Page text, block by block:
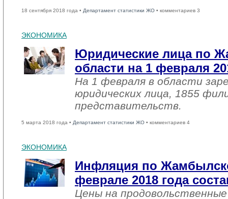
18 сентября 2018 года • Департамент статистики ЖО • комментариев 3
ЭКОНОМИКА
Юридические лица по
области на 1 февраля
На 1 февраля в области
юридических лица, 1855
представительств.
5 марта 2018 года • Департамент статистики ЖО • комментариев 4
ЭКОНОМИКА
Инфляция по
феврале 2018 года
Цены на